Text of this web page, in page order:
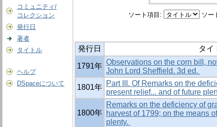
コミュニティ/
コレクション
発行日
著者
タイトル
ヘルプ
DSpaceについて
ソート項目: ソー
発行日 タイ
1791年 Observations on the corn bill,
John Lord Sheffield. 3d ed.
1801年 Part III. Of Remarks on the
present relief... and of future
1800年
Remarks on the deficiency of
harvest of 1799; on the means
plenty.